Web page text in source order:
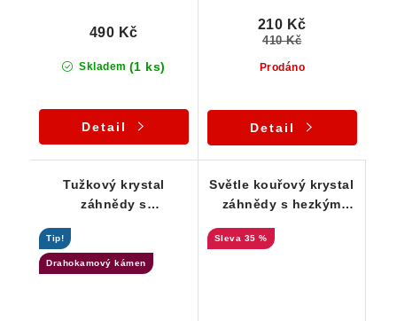
Skladem (1 ks)
490 Kč
Detail
Prodáno
210 Kč
410 Kč
Detail
Tužkový krystal
záhnědy s
drahokamovou
čistotou
Tip!
Drahokamový kámen
Světle kouřový krystal
záhnědy s hezkým
35 %